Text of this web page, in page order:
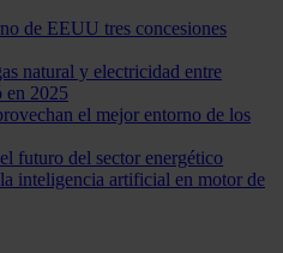
de EEUU tres concesiones
natural y electricidad entre
en 2025
el mejor entorno de los
futuro del sector energético
inteligencia artificial en motor de